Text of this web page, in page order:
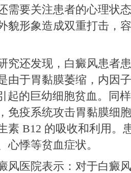
需要关注患者的心理状
貌形象造成双重打击，
还发现，白癜风患者患
由于胃黏膜萎缩，内因
起的巨幼细胞贫血。同
免疫系统攻击胃黏膜细
素 B12 的吸收和利用。
心悸等贫血症状。
风医院表示：对于白癜